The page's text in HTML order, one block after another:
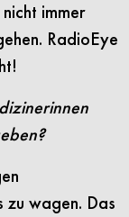
immer
RadioEye
zu wagen. Das